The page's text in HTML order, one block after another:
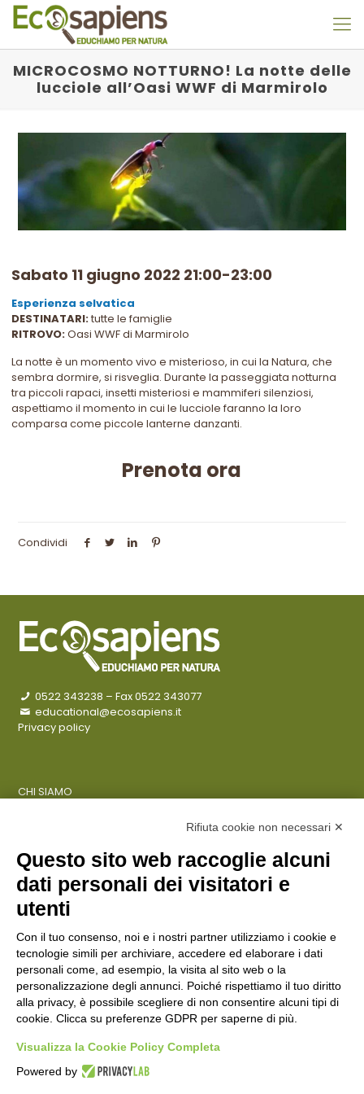
MICROCOSMO NOTTURNO! La notte delle
lucciole all’Oasi WWF di Marmirolo
Sabato 11 giugno 2022 21:00-23:00
Esperienza selvatica
DESTINATARI:tutte le famiglie
RITROVO:Oasi WWF di Marmirolo
La notte è un momento vivo e misterioso, in cui la Natura, che
sembra dormire, si risveglia. Durante la passeggiata notturna
tra piccoli rapaci, insetti misteriosi e mammiferi silenziosi,
aspettiamo il momento in cui le lucciole faranno la loro
comparsa come piccole lanterne danzanti.
Prenota ora
Condividi
0522 343238 – Fax 0522 343077
educational@ecosapiens.it
Privacy policy
CHI SIAMO
ENTI PUBBLICI
SCUOLE
CITTADINI E FAMIGLIE
CONTATTI
Seguici su:
Italiano
Rifiuta cookie non necessari ✕
Questo sito web raccoglie alcuni
dati personali dei visitatori e
utenti
Con il tuo consenso, noi e i nostri partner utilizziamo i cookie e
tecnologie simili per archiviare, accedere ed elaborare i dati
personali come, ad esempio, la visita al sito web o la
personalizzazione degli annunci. Poiché rispettiamo il tuo diritto
alla privacy, è possibile scegliere di non consentire alcuni tipi di
cookie. Clicca su preferenze GDPR per saperne di più.
Visualizza la Cookie Policy Completa
Powered by